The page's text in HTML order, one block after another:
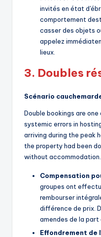
invités en état
comportement
casser des objets
appelez
lieux.
3. Doubles
Scénario
Double bookings are
systemic errors in
arriving during the peak
the property had been
without accommodation.
Compensation
groupes ont
rembourser
différence de prix.
amendes de la part
Effondrement de